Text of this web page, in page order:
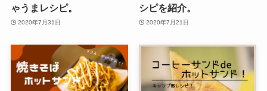
ゃうまレシピ。
2020年7月31日
シピを紹介。
2020年7月21日